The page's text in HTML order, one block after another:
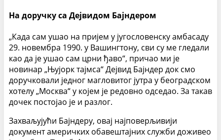
На доручку са Дејвидом Бајндером
„Када сам ушао на пријем у југословенску амбасаду
29. новембра 1990. у Вашингтону, сви су ме гледали
као да је ушао сам црни ђаво“, причао ми је
новинар „Њујорк тајмса“ Дејвид Бајндер док смо
доручковали једног ма­гловитог јутра у београдском
хотелу „Москва“ у којем је редовно одседао. За такав
дочек постојао је и разлог.
Захваљујући Бајндеру, овај најповерљивији
документ америчких обавештајних служби доживео